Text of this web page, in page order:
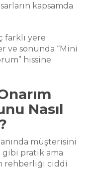
kapsamda
farklı yere
ve sonunda “Mini
hissine
Nasıl
müşterisini
gibi pratik ama
rehberliği ciddi